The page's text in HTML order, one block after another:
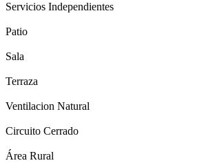
Servicios Independientes
Patio
Sala
Terraza
Ventilacion Natural
Circuito Cerrado
Área Rural